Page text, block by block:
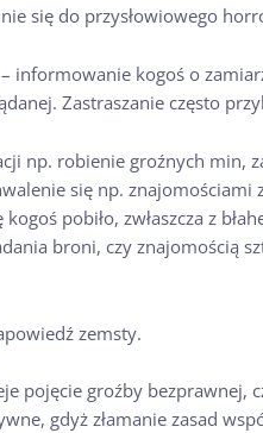
się do przysłowiowego
– informowanie kogoś o
Zastraszanie często
np. robienie groźnych min,
się np. znajomościami
pobiło, zwłaszcza z
broni, czy znajomością
zemsty.
pojęcie groźby bezprawnej,
gdyż złamanie zasad